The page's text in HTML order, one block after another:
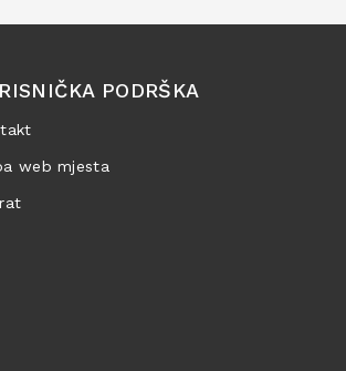
PODRŠKA
web mjesta